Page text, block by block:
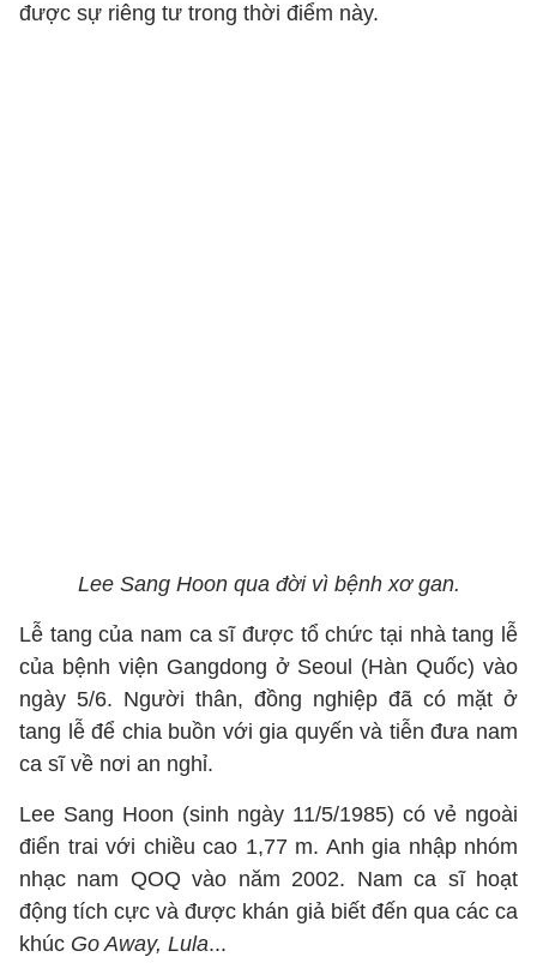
được sự riêng tư trong thời điểm này.
Lee Sang Hoon qua đời vì bệnh xơ gan.
Lễ tang của nam ca sĩ được tổ chức tại nhà tang lễ
của bệnh viện Gangdong ở Seoul (Hàn Quốc) vào
ngày 5/6. Người thân, đồng nghiệp đã có mặt ở
tang lễ để chia buồn với gia quyến và tiễn đưa nam
ca sĩ về nơi an nghỉ.
Lee Sang Hoon (sinh ngày 11/5/1985) có vẻ ngoài
điển trai với chiều cao 1,77 m. Anh gia nhập nhóm
nhạc nam QOQ vào năm 2002. Nam ca sĩ hoạt
động tích cực và được khán giả biết đến qua các ca
khúc Go Away, Lula...